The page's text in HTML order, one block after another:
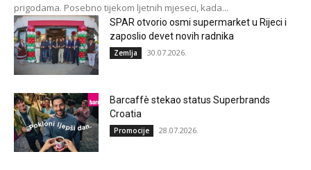
prigodama. Posebno tijekom ljetnih mjeseci, kada...
SPAR otvorio osmi supermarket u Rijeci i
zaposlio devet novih radnika
Zemlja 30.07.2026.
Barcaffè stekao status Superbrands
Croatia
Promocije 28.07.2026.